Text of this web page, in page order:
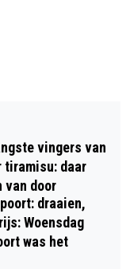
DAG
vingers van
tiramisu: daar
door
draaien,
Woensdag
was het